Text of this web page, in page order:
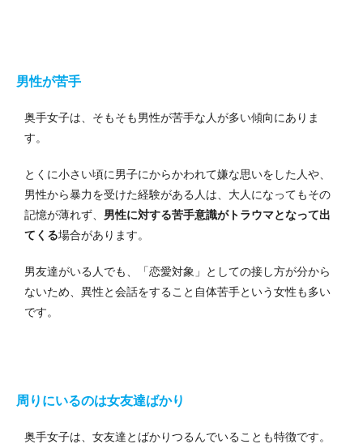
男性が苦手
奥手女子は、そもそも男性が苦手な人が多い傾向にありま
す。
とくに小さい頃に男子にからかわれて嫌な思いをした人や、
男性から暴力を受けた経験がある人は、大人になってもその
記憶が薄れず、 男性に対する苦手意識がトラウマとなって出
てくる場合があります。
男友達がいる人でも、「恋愛対象」としての接し方が分から
ないため、異性と会話をすること自体苦手という女性も多い
です。
周りにいるのは女友達ばかり
奥手女子は、女友達とばかりつるんでいることも特徴です。